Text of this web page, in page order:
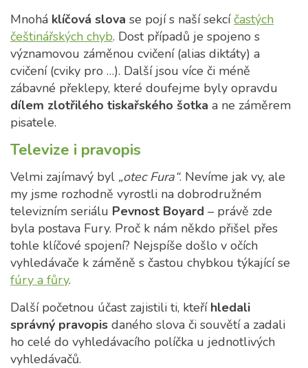
Mnohá klíčová slova se pojí s naší sekcíčastých
češtinářských chyb. Dost případů je spojeno s
významovou záměnou cvičení (alias diktáty) a
cvičení (cviky pro …). Další jsou více či méně
zábavné překlepy, které doufejme byly opravdu
dílem zlotřilého tiskařského šotka a ne záměrem
pisatele.
Televize i pravopis
Velmi zajímavý byl „otec Fura“. Nevíme jak vy, ale
my jsme rozhodně vyrostli na dobrodružném
televizním seriálu Pevnost Boyard – právě zde
byla postava Fury. Proč k nám někdo přišel přes
tohle klíčové spojení? Nejspíše došlo v očích
vyhledávače k záměně s častou chybkou týkající se
fúry a fůry.
Další početnou účast zajistili ti, kteří hledali
správný pravopis daného slova či souvětí a zadali
ho celé do vyhledávacího políčka u jednotlivých
vyhledávačů.